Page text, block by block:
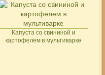
Капуста со свининой и
картофелем в мультиварке